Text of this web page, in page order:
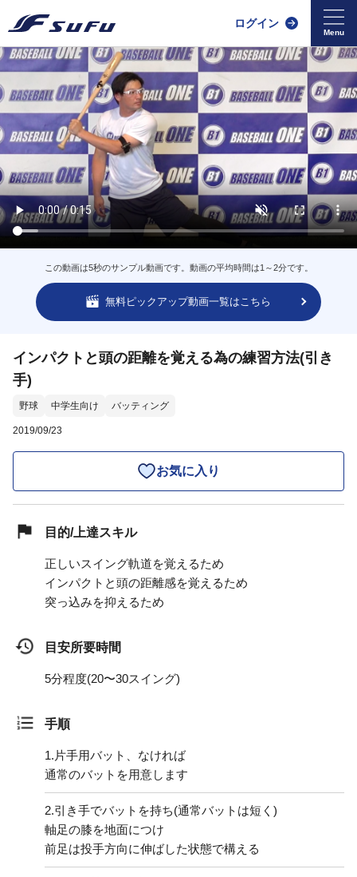
ログイン
この動画は5秒のサンプル動画です。動画の平均時間は1～2分です。
無料ピックアップ動画一覧はこちら
インパクトと頭の距離を覚える為の練習方法(引き
手)
野球 中学生向け バッティング
2019/09/23
お気に入り
目的/上達スキル
正しいスイング軌道を覚えるため
インパクトと頭の距離感を覚えるため
突っ込みを抑えるため
目安所要時間
5分程度(20〜30スイング)
手順
1. 片手用バット、なければ
通常のバットを用意します
2.引き手でバットを持ち(通常バットは短く)
軸足の膝を地面につけ
前足は投手方向に伸ばした状態で構える